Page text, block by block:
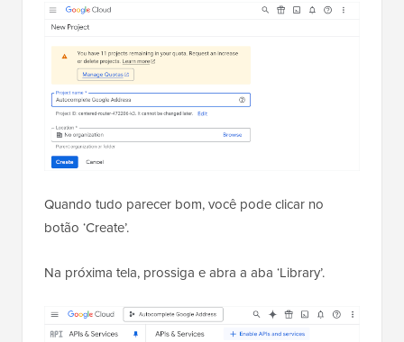
Quando tudo parecer bom, você pode clicar no
botão ‘Create’.
Na próxima tela, prossiga e abra a aba ‘Library’.